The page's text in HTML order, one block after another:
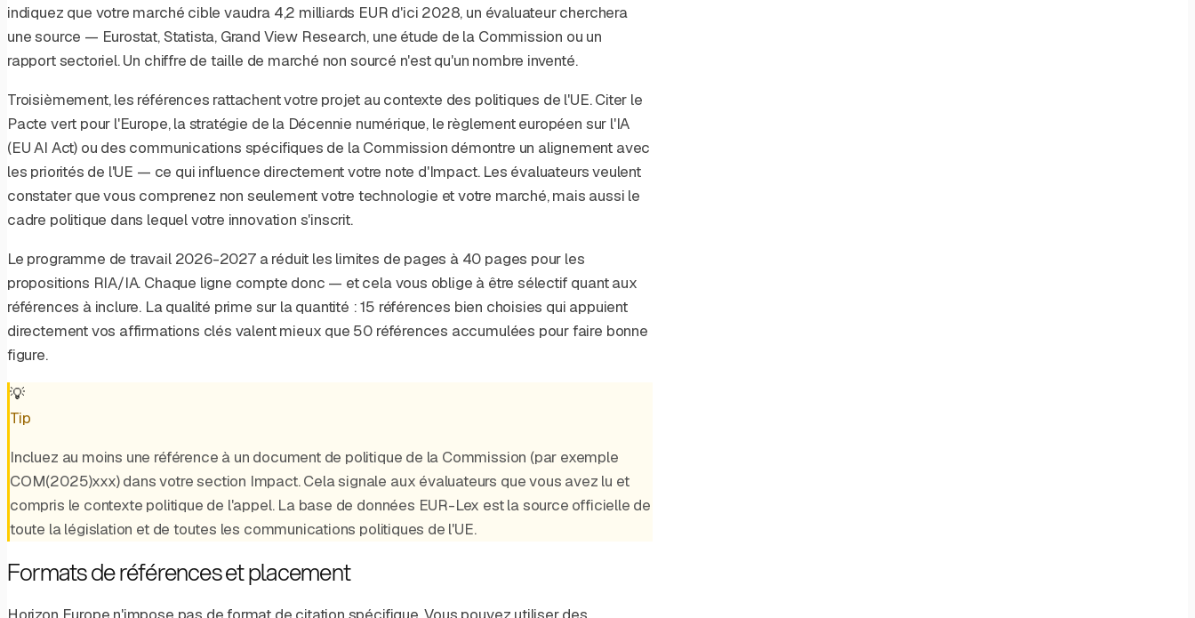
indiquez que votre marché cible vaudra 4,2 milliards EUR d'ici 2028, un évaluateur cherchera
une source — Eurostat, Statista, Grand View Research, une étude de la Commission ou un
rapport sectoriel. Un chiffre de taille de marché non sourcé n'est qu'un nombre inventé.
Troisièmement, les références rattachent votre projet au contexte des politiques de l'UE. Citer le
Pacte vert pour l'Europe, la stratégie de la Décennie numérique, le règlement européen sur l'IA
(EU AI Act) ou des communications spécifiques de la Commission démontre un alignement avec
les priorités de l'UE — ce qui influence directement votre note d'Impact. Les évaluateurs veulent
constater que vous comprenez non seulement votre technologie et votre marché, mais aussi le
cadre politique dans lequel votre innovation s'inscrit.
Le programme de travail 2026-2027 a réduit les limites de pages à 40 pages pour les
propositions RIA/IA. Chaque ligne compte donc — et cela vous oblige à être sélectif quant aux
références à inclure. La qualité prime sur la quantité : 15 références bien choisies qui appuient
directement vos affirmations clés valent mieux que 50 références accumulées pour faire bonne
figure.
💡
Tip
Incluez au moins une référence à un document de politique de la Commission (par exemple
COM(2025)xxx) dans votre section Impact. Cela signale aux évaluateurs que vous avez lu et
compris le contexte politique de l'appel. La base de données EUR-Lex est la source officielle de
toute la législation et de toutes les communications politiques de l'UE.
Formats de références et placement